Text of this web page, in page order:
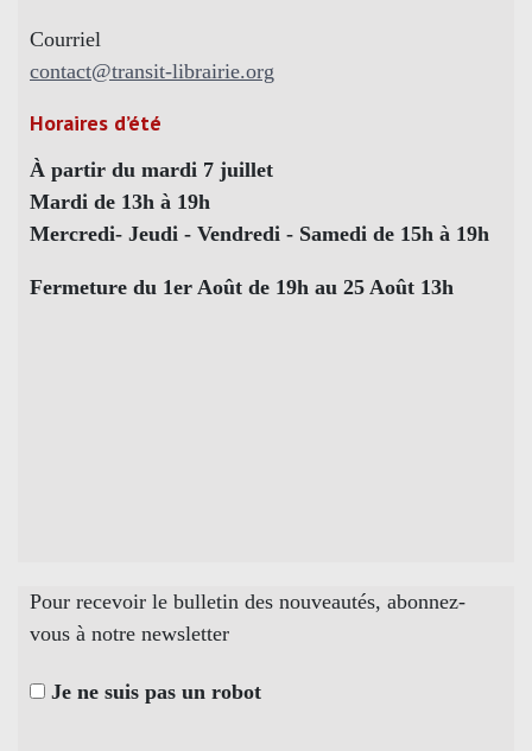
Courriel
contact@transit-librairie.org
Horaires d’été
À partir du mardi 7 juillet
Mardi de 13h à 19h
Mercredi- Jeudi - Vendredi - Samedi de 15h à 19h
Fermeture du 1er Août de 19h au 25 Août 13h
Pour recevoir le bulletin des nouveautés, abonnez-
vous à notre newsletter
Je ne suis pas un robot